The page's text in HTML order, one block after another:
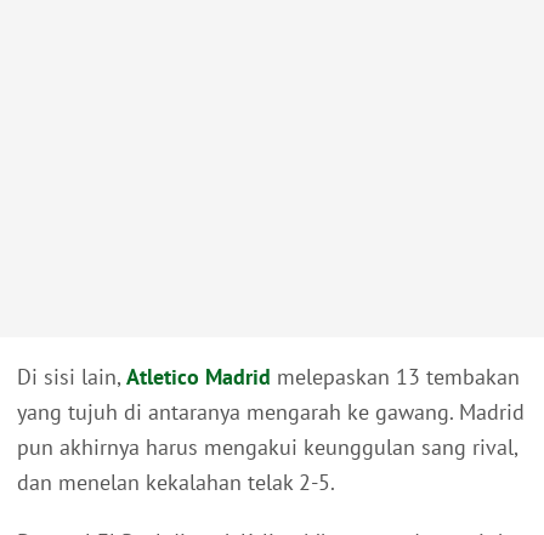
Di sisi lain, Atletico Madrid melepaskan 13 tembakan
yang tujuh di antaranya mengarah ke gawang. Madrid
pun akhirnya harus mengakui keunggulan sang rival,
dan menelan kekalahan telak 2-5.